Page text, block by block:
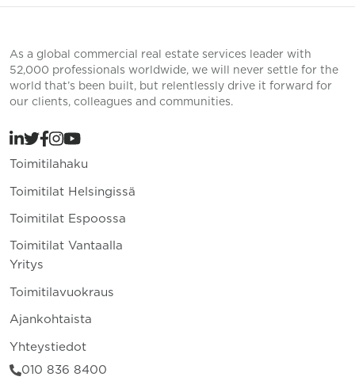
As a global commercial real estate services leader with
52,000 professionals worldwide, we will never settle for the
world that’s been built, but relentlessly drive it forward for
our clients, colleagues and communities.
Toimitilahaku
Toimitilat Helsingissä
Toimitilat Espoossa
Toimitilat Vantaalla
Yritys
Toimitilavuokraus
Ajankohtaista
Yhteystiedot
010 836 8400